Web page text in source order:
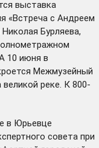
выставка
«Встреча с Андреем
Бурляева,
10 июня в
Межмузейный
реке. К 800-
в Юрьевце
совета при